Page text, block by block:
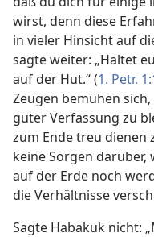
wirst, denn diese
in vieler Hinsicht auf
sagte weiter: „Haltet
auf der Hut.“ (1. Petr.
Zeugen bemühen
guter Verfassung zu
zum Ende treu dienen
keine Sorgen
auf der Erde noch
die Verhältnisse
Sagte Habakuk nicht: